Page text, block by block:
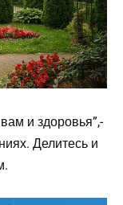
и здоровья”,-
Делитесь и